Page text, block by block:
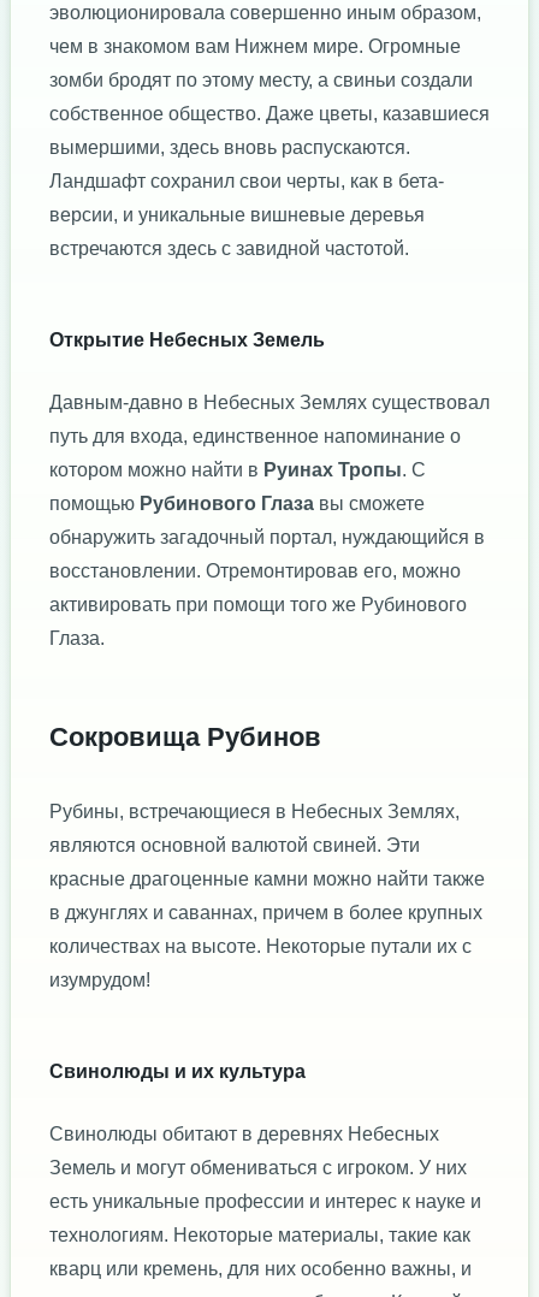
эволюционировала совершенно иным образом,
чем в знакомом вам Нижнем мире. Огромные
зомби бродят по этому месту, а свиньи создали
собственное общество. Даже цветы, казавшиеся
вымершими, здесь вновь распускаются.
Ландшафт сохранил свои черты, как в бета-
версии, и уникальные вишневые деревья
встречаются здесь с завидной частотой.
Открытие Небесных Земель
Давным-давно в Небесных Землях существовал
путь для входа, единственное напоминание о
котором можно найти в Руинах Тропы. С
помощью Рубинового Глаза вы сможете
обнаружить загадочный портал, нуждающийся в
восстановлении. Отремонтировав его, можно
активировать при помощи того же Рубинового
Глаза.
Сокровища Рубинов
Рубины, встречающиеся в Небесных Землях,
являются основной валютой свиней. Эти
красные драгоценные камни можно найти также
в джунглях и саваннах, причем в более крупных
количествах на высоте. Некоторые путали их с
изумрудом!
Свинолюды и их культура
Свинолюды обитают в деревнях Небесных
Земель и могут обмениваться с игроком. У них
есть уникальные профессии и интерес к науке и
технологиям. Некоторые материалы, такие как
кварц или кремень, для них особенно важны, и